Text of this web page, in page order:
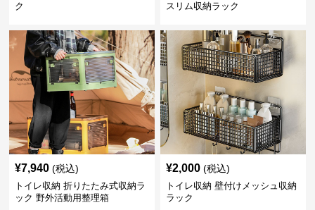
ク
スリム収納ラック
¥7,940 (税込)
トイレ収納 折りたたみ式収納ラ
ック 野外活動用整理箱
¥2,000 (税込)
トイレ収納 壁付けメッシュ収納
ラック